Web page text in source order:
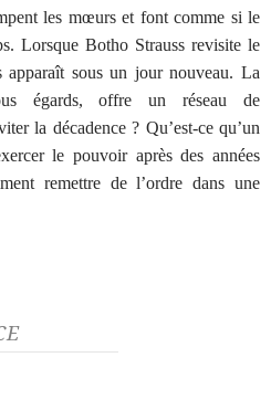
les mœurs et font comme si le
Lorsque Botho Strauss revisite le
apparaît sous un jour nouveau. La
égards, offre un réseau de
la décadence ? Qu’est-ce qu’un
le pouvoir après des années
remettre de l’ordre dans une